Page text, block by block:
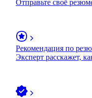
Отправьте своё
Рекомендация по
Эксперт расскажет,